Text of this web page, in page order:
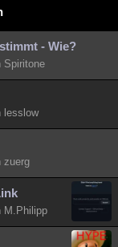
- Wie?
Spiritone
lesslow
zuerg
M.Philipp